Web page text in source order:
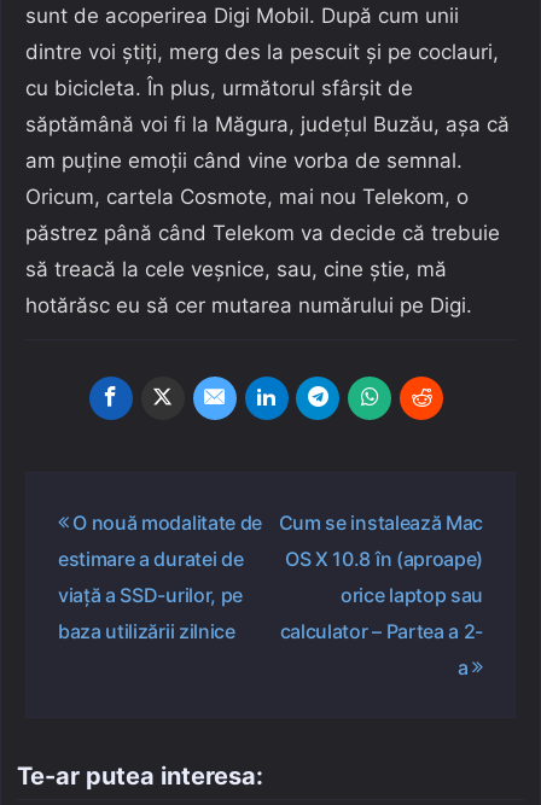
sunt de acoperirea Digi Mobil. După cum unii
dintre voi știți, merg des la pescuit și pe coclauri,
cu bicicleta. În plus, următorul sfârșit de
săptămână voi fi la Măgura, județul Buzău, așa că
am puține emoții când vine vorba de semnal.
Oricum, cartela Cosmote, mai nou Telekom, o
păstrez până când Telekom va decide că trebuie
să treacă la cele veșnice, sau, cine știe, mă
hotărăsc eu să cer mutarea numărului pe Digi.
Navigare
articole
O nouă modalitate de
estimare a duratei de
viață a SSD-urilor, pe
baza utilizării zilnice
Cum se instalează Mac
OS X 10.8 în (aproape)
orice laptop sau
calculator – Partea a 2-
a
Te-ar putea interesa: